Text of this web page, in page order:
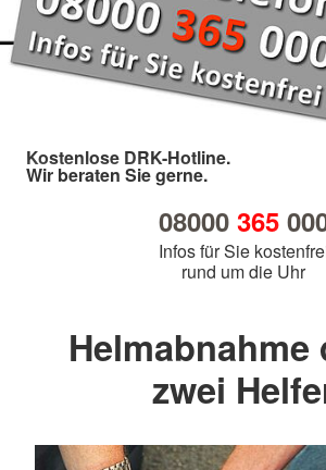
Kostenlose DRK-Hotline.
Wir beraten Sie gerne.
08000 365
Infos für Sie
rund um die Uhr
Helmabnahme
zwei